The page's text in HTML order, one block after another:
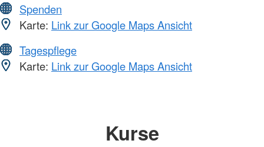
Spenden
Karte: Link zur Google Maps Ansicht
Tagespflege
Karte: Link zur Google Maps Ansicht
Kurse